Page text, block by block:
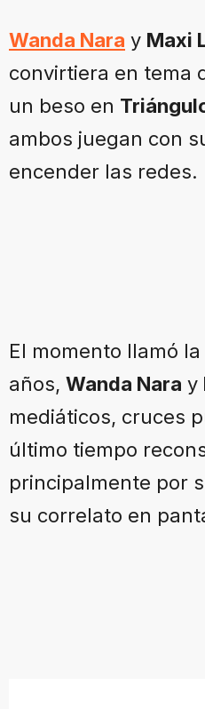
Wanda Nara y Maxi
convirtiera en tema
un beso en
ambos juegan con
encender las redes.
El momento llamó
años, Wanda Nara y
mediáticos, cruces
último tiempo
principalmente por
su correlato en